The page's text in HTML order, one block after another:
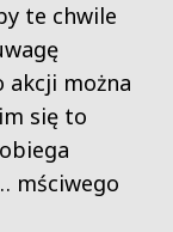
te chwile
akcji można
się to
mściwego